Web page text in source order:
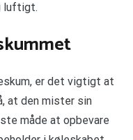
luftigt.
er det vigtigt at
at den mister sin
måde at opbevare